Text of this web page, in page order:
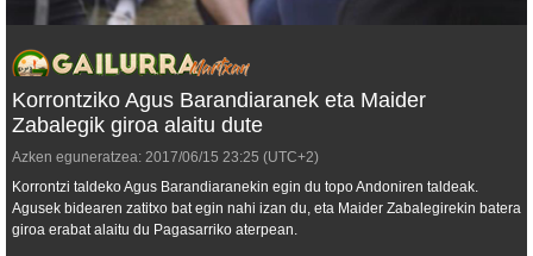
Korrontziko Agus Barandiaranek eta Maider
Zabalegik giroa alaitu dute
Azken eguneratzea: 2017/06/15 23:25 (UTC+2)
Korrontzi taldeko Agus Barandiaranekin egin du topo Andoniren taldeak.
Agusek bidearen zatitxo bat egin nahi izan du, eta Maider Zabalegirekin batera
giroa erabat alaitu du Pagasarriko aterpean.